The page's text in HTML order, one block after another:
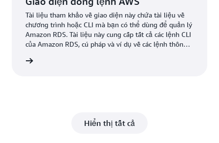
Tài liệu tham khảo về giao diện này chứa tài liệu về
chương trình hoặc CLI mà bạn có thể dùng để quản lý
Amazon RDS. Tài liệu này cung cấp tất cả các lệnh CLI
của Amazon RDS, cú pháp và ví dụ về các lệnh thông
Hiển thị tất cả